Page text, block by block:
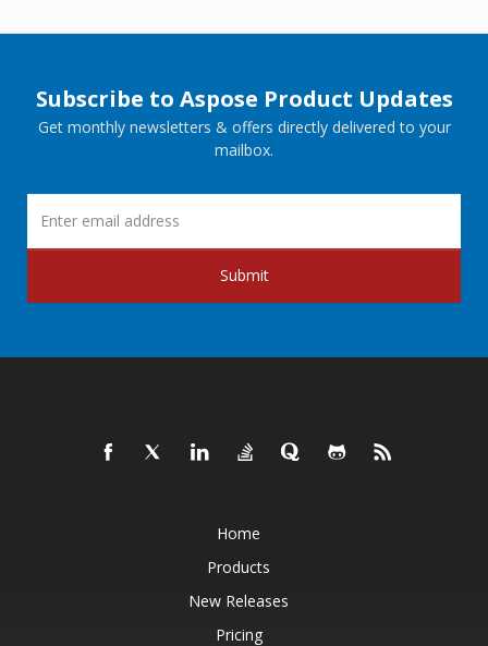
Subscribe to Aspose Product Updates
Get monthly newsletters & offers directly delivered to your
mailbox.
Submit
Home
Products
New Releases
Pricing